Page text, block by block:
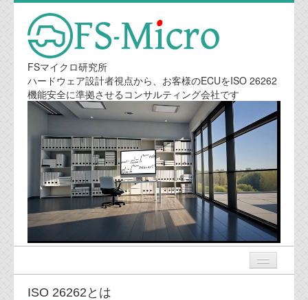
FSマイクロ研究所
ハードウェア設計者視点から、お客様のECUをISO 26262
機能安全に準拠させるコンサルティング会社です
ニュース
ISO 26262とは